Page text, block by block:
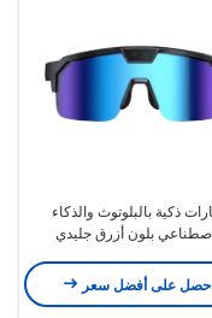
ذكية بالبلوتوث والذكاء
بلون أزرق جليدي
على أفضل سعر